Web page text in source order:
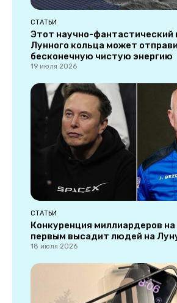
СТАТЬИ
Этот научно-фантастический
Лунного кольца может
бесконечную чистую энергию
19 июля 2026
СТАТЬИ
Конкуренция миллиардеров на
первым высадит людей на
18 июля 2026